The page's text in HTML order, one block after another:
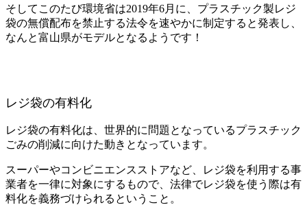
そしてこのたび環境省は2019年6月に、プラスチック製レジ
袋の無償配布を禁止する法令を速やかに制定すると発表し、
なんと富山県がモデルとなるようです！
レジ袋の有料化
レジ袋の有料化は、世界的に問題となっているプラスチック
ごみの削減に向けた動きとなっています。
スーパーやコンビニエンスストアなど、レジ袋を利用する事
業者を一律に対象にするもので、法律でレジ袋を使う際は有
料化を義務づけられるということ。